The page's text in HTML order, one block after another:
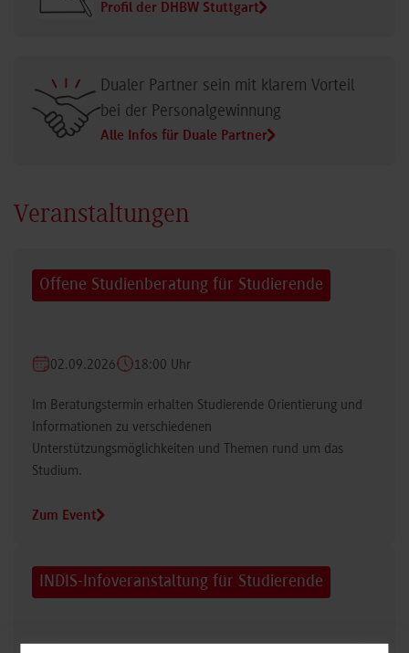
Profil der DHBW Stuttgart
Dualer Partner sein mit klarem Vorteil
bei der Personalgewinnung
Alle Infos für Duale Partner
Veranstaltungen
Offene Studienberatung für Studierende
02.09.2026 18:00 Uhr
Im Beratungstermin erhalten Studierende Orientierung und
Informationen zu verschiedenen
Unterstützungsmöglichkeiten und Themen rund um das
Studium.
Zum Event
INDIS-Infoveranstaltung für Studierende